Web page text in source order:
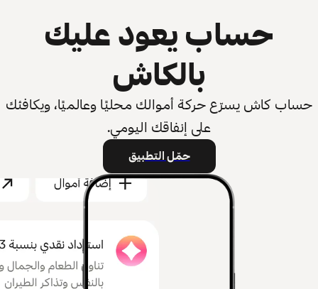
حساب يعود عليك
بالكاش
حساب كاش يسرّع حركة أموالك محليًا وعالميًا، ويكافئك
على إنفاقك اليومي.
حمّل التطبيق